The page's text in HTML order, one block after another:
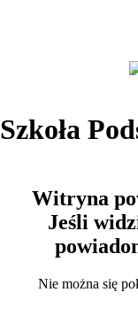
Szkoła
Witryna
Jeśli
Nie można się